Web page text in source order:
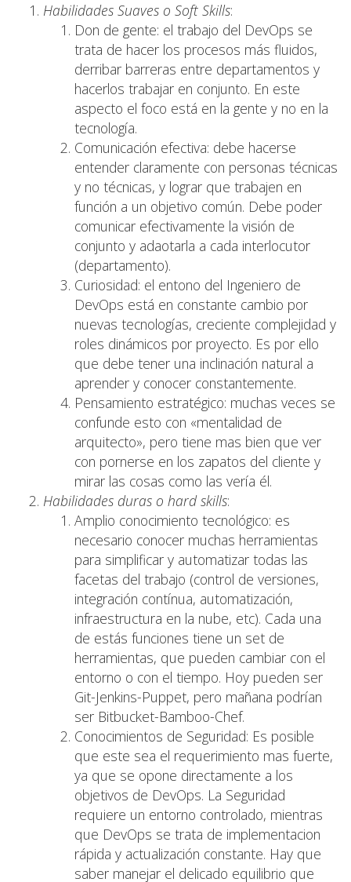
Habilidades Suaves o Soft Skills:
Don de gente: el trabajo del DevOps se
trata de hacer los procesos más fluidos,
derribar barreras entre departamentos y
hacerlos trabajar en conjunto. En este
aspecto el foco está en la gente y no en la
tecnología.
Comunicación efectiva: debe hacerse
entender claramente con personas técnicas
y no técnicas, y lograr que trabajen en
función a un objetivo común. Debe poder
comunicar efectivamente la visión de
conjunto y adaotarla a cada interlocutor
(departamento).
Curiosidad: el entono del Ingeniero de
DevOps está en constante cambio por
nuevas tecnologías, creciente complejidad y
roles dinámicos por proyecto. Es por ello
que debe tener una inclinación natural a
aprender y conocer constantemente.
Pensamiento estratégico: muchas veces se
confunde esto con «mentalidad de
arquitecto», pero tiene mas bien que ver
con pornerse en los zapatos del cliente y
mirar las cosas como las vería él.
Habilidades duras o hard skills:
Amplio conocimiento tecnológico: es
necesario conocer muchas herramientas
para simplificar y automatizar todas las
facetas del trabajo (control de versiones,
integración contínua, automatización,
infraestructura en la nube, etc). Cada una
de estás funciones tiene un set de
herramientas, que pueden cambiar con el
entorno o con el tiempo. Hoy pueden ser
Git-Jenkins-Puppet, pero mañana podrían
ser Bitbucket-Bamboo-Chef.
Conocimientos de Seguridad: Es posible
que este sea el requerimiento mas fuerte,
ya que se opone directamente a los
objetivos de DevOps. La Seguridad
requiere un entorno controlado, mientras
que DevOps se trata de implementacion
rápida y actualización constante. Hay que
saber manejar el delicado equilibrio que